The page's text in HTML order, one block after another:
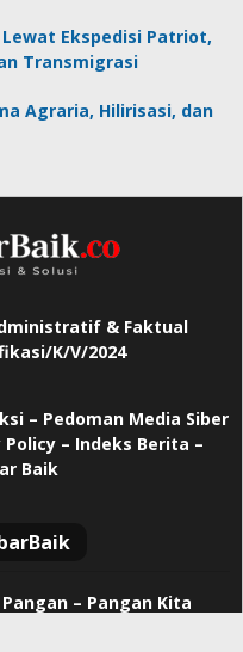
Ekspedisi Patriot,
Transmigrasi
Agraria, Hilirisasi, dan
& Faktual
K/V/2024
– Pedoman Media Siber
Policy– Indeks Berita –
Baik
– Pangan Kita